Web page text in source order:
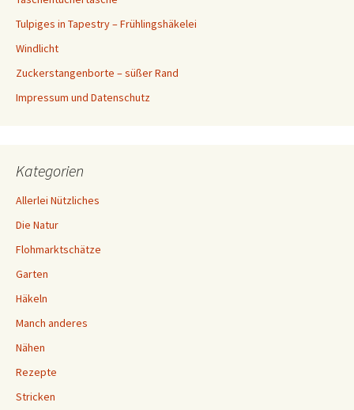
Tulpiges in Tapestry – Frühlingshäkelei
Windlicht
Zuckerstangenborte – süßer Rand
Impressum und Datenschutz
Kategorien
Allerlei Nützliches
Die Natur
Flohmarktschätze
Garten
Häkeln
Manch anderes
Nähen
Rezepte
Stricken